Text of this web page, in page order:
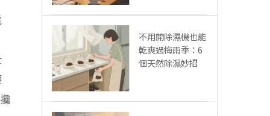
不用開除濕機也能
乾爽過梅雨季：6
個天然除濕妙招